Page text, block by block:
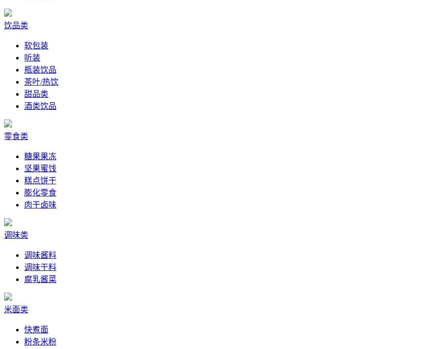
饮品类
软包装
听装
瓶装饮品
茶叶/热饮
甜品类
酒类饮品
零食类
糖果果冻
坚果蜜饯
糕点饼干
膨化零食
肉干卤味
调味类
调味酱料
调味干料
腐乳酱菜
米面类
快煮面
粉条米粉